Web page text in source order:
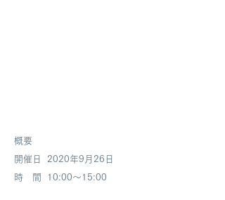
概要
開催日 2020年9月26日
時 間 10:00〜15:00